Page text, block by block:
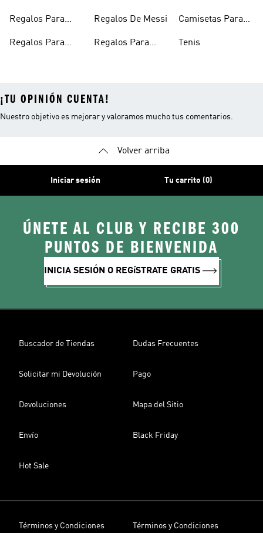
Regalos Para
Regalos Para
Regalos De Messi
Regalos Para
Camisetas Para
Tenis
¡TU OPINIÓN CUENTA!
Nuestro objetivo es mejorar y valoramos mucho tus comentarios.
Volver arriba
Iniciar sesión Tu carrito (0)
ÚNETE AL CLUB Y RECIBE 300
PUNTOS DE BIENVENIDA
INICIA SESIÓN O REGíSTRATE GRATIS
Buscador de Tiendas Dudas Frecuentes
Solicitar mi Devolución Pago
Devoluciones Mapa del Sitio
Envío Black Friday
Hot Sale
Términos y Condiciones Términos y Condiciones